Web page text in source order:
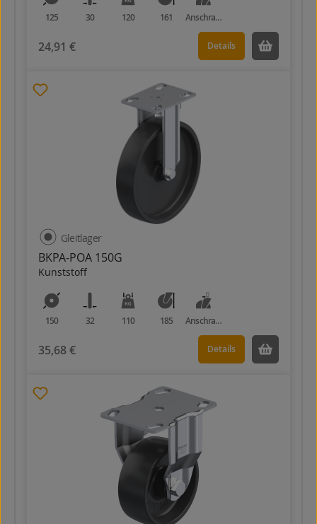
125 30 120 161 Anschraubplatte
24,91 € Details
BKPA-POA 150G
Kunststoff
Gleitlager
150 32 110 185 Anschraubplatte
35,68 € Details